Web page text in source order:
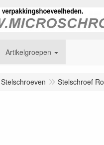
Artikelgroepen
Stelschroeven Stelschroef